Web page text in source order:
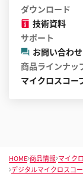
ダウンロード
技術資料
サポート
お問い合わせ
商品ラインナッ
マイクロスコー
HOME 商品情報 マイク
デジタルマイクロスコ